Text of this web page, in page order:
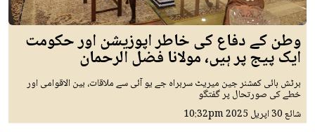
وطن کے دفاع کی خاطر اپوزیشن اور حکومت
ایک پیج پر ہیں، مولانا فضل الرحمان
برٹش ہائی کمشنر جین میریٹ سربراہ جے یو آئی سے ملاقات، بین الاقوامی اور
خطے کی صورتحال پر گفتگو
شائع30 اپريل 2025 10:32pm